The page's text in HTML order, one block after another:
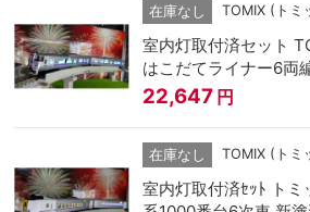
在庫なし TOMIX (トミ
室内灯取付済セット
はこだてライナー6両
22,647 円
在庫なし TOMIX (トミ
室内灯取付済ｾｯﾄ ト